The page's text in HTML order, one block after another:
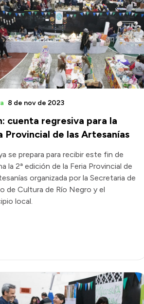
cuenta regresiva para la
Provincial de las Artesanías
8 de nov de 2023
se prepara para recibir este fin de
la 2ª edición de la Feria Provincial de
organizada por la Secretaria de
de Cultura de Río Negro y el
local.